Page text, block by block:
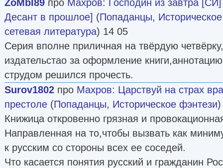
ZoMbI89 про Махров: Господин из завтра
Десант в прошлое] (Попаданцы,
сетевая литература) 14 05
Серия вполне приличная на твёрдую
издательстао за оформление
струдом решился прочесть.
Surov1802 про Махров: Царствуй на страх
престоле (Попаданцы, Историческое фэнтези)
Книжица откровенно грязная и
Направленная на то,чтобы вызвать как
к русским со стороны всех ее соседей.
Что касается понятия русский и гражданин